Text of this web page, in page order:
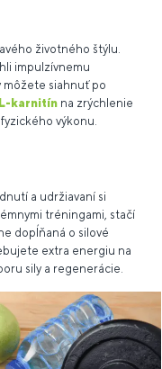
životného štýlu.
impulzívnemu
môžete siahnuť po
L-karnitín na zrýchlenie
výkonu.
a udržiavaní si
tréningami, stačí
dopĺňaná o silové
extra energiu na
sily a regenerácie.